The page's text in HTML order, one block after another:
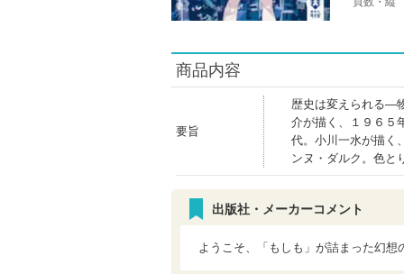
商品内容
要旨
歴史は変えられる―
介が描く、１９６５
代。小川一水が描く
ンヌ・ダルク。色と
出版社・メーカーコメント
ようこそ、「もしも」が詰まった幻